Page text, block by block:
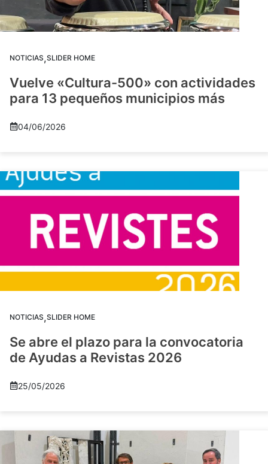
NOTICIAS,SLIDER HOME
Vuelve «Cultura-500» con actividades
para 13 pequeños municipios más
04/06/2026
NOTICIAS,SLIDER HOME
Se abre el plazo para la convocatoria
de Ayudas a Revistas 2026
25/05/2026